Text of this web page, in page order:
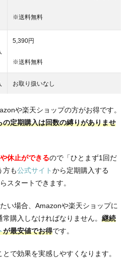
※送料無料
5,390円
※送料無料
お取り扱いなし
や楽天ショップの方がお得です。
の定期購入は回数の縛りがありませ
休止ができるので「ひとまず1回だ
方も公式サイトから定期購入する
スタートできます。
い場合、Amazonや楽天ショップに
購入しなければなりません。 継続
が最安値でお得です。
で効果を実感しやすくなります。